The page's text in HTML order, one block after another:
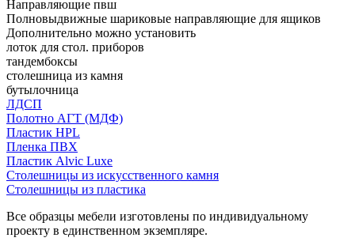
Направляющие пвш
Полновыдвижные шариковые направляющие для ящиков
Дополнительно можно установить
лоток для стол. приборов
тандембоксы
столешница из камня
бутылочница
ЛДСП
Полотно АГТ (МДФ)
Пластик HPL
Пленка ПВХ
Пластик Alvic Luxe
Столешницы из искусственного камня
Столешницы из пластика
Все образцы мебели изготовлены по индивидуальному
проекту в единственном экземпляре.